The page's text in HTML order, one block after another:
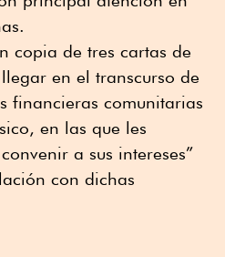
copia de tres cartas de
en el transcurso de
financieras comunitarias
en las que les
a sus intereses”
con dichas